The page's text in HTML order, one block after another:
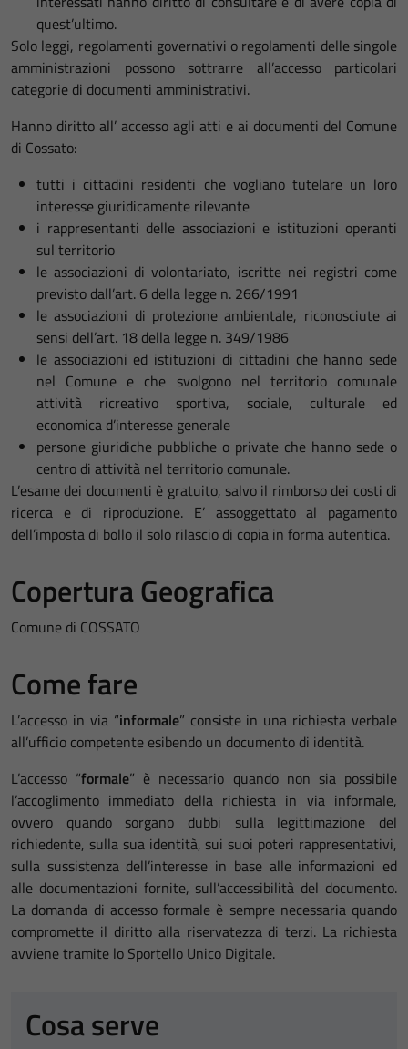
quest’ultimo.
Solo leggi, regolamenti governativi o regolamenti delle singole
amministrazioni possono sottrarre all’accesso particolari
categorie di documenti amministrativi.
Hanno diritto all’ accesso agli atti e ai documenti del Comune
di Cossato:
tutti i cittadini residenti che vogliano tutelare un loro
interesse giuridicamente rilevante
i rappresentanti delle associazioni e istituzioni operanti
sul territorio
le associazioni di volontariato, iscritte nei registri come
previsto dall’art. 6 della legge n. 266/1991
le associazioni di protezione ambientale, riconosciute ai
sensi dell’art. 18 della legge n. 349/1986
le associazioni ed istituzioni di cittadini che hanno sede
nel Comune e che svolgono nel territorio comunale
attività ricreativo sportiva, sociale, culturale ed
economica d’interesse generale
persone giuridiche pubbliche o private che hanno sede o
centro di attività nel territorio comunale.
L’esame dei documenti è gratuito, salvo il rimborso dei costi di
ricerca e di riproduzione. E’ assoggettato al pagamento
dell’imposta di bollo il solo rilascio di copia in forma autentica.
Copertura Geografica
Comune di COSSATO
Come fare
L’accesso in via “informale” consiste in una richiesta verbale
all’ufficio competente esibendo un documento di identità.
L’accesso “formale” è necessario quando non sia possibile
l’accoglimento immediato della richiesta in via informale,
ovvero quando sorgano dubbi sulla legittimazione del
richiedente, sulla sua identità, sui suoi poteri rappresentativi,
sulla sussistenza dell’interesse in base alle informazioni ed
alle documentazioni fornite, sull’accessibilità del documento.
La domanda di accesso formale è sempre necessaria quando
compromette il diritto alla riservatezza di terzi. La richiesta
avviene tramite lo Sportello Unico Digitale.
Cosa serve